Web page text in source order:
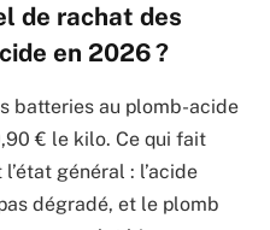
de rachat des
en 2026 ?
batteries au plomb-acide
€ le kilo. Ce qui fait
général : l’acide
dégradé, et le plomb